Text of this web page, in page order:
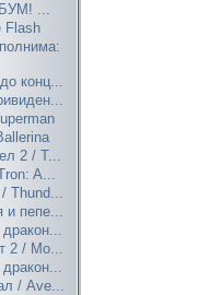
БУМ! ...
конц...
2 / T...
A...
Thund...
и пепе...
дракон...
2 / Mo...
дракон...
/ Ave...